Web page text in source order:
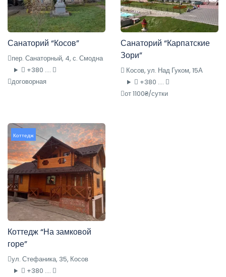
Санаторий “Косов”
пер. Санаторный, 4, с. Смодна
+380 ....
договорная
Санаторий “Карпатские
Зори”
Косов, ул. Над Гуком, 15А
+380 ....
от 1100₴/сутки
Коттедж
Коттедж “На замковой
горе”
ул. Стефаника, 35, Косов
+380 ....